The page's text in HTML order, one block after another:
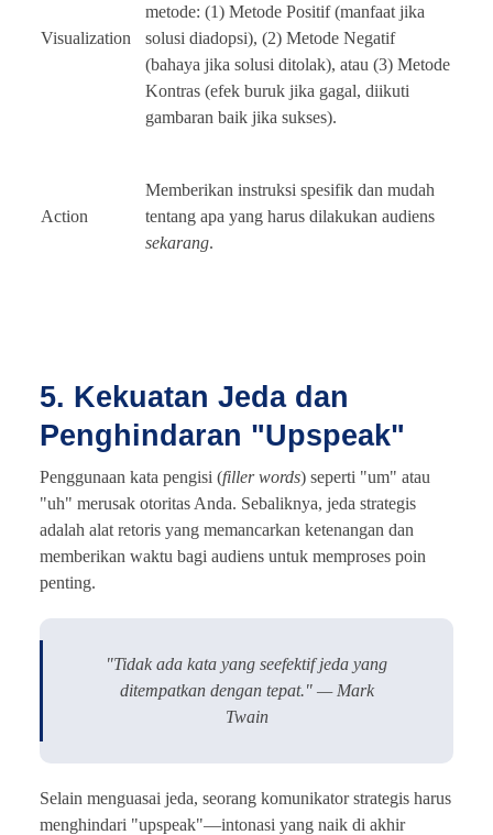
Visualization
metode: (1) Metode Positif (manfaat jika
solusi diadopsi), (2) Metode Negatif
(bahaya jika solusi ditolak), atau (3) Metode
Kontras (efek buruk jika gagal, diikuti
gambaran baik jika sukses).
Action
Memberikan instruksi spesifik dan mudah
tentang apa yang harus dilakukan audiens
sekarang.
5. Kekuatan Jeda dan
Penghindaran "Upspeak"
Penggunaan kata pengisi (filler words) seperti "um" atau
"uh" merusak otoritas Anda. Sebaliknya, jeda strategis
adalah alat retoris yang memancarkan ketenangan dan
memberikan waktu bagi audiens untuk memproses poin
penting.
"Tidak ada kata yang seefektif jeda yang
ditempatkan dengan tepat." — Mark
Twain
Selain menguasai jeda, seorang komunikator strategis harus
menghindari "upspeak"—intonasi yang naik di akhir